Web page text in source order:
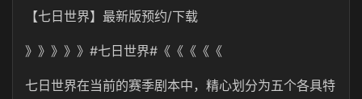
【七日世界】最新版预约/下载
》》》》》#七日世界#《《《《《
七日世界在当前的赛季剧本中，精心划分为五个各具特